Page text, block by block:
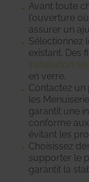
Avant toute
l'ouverture
assurer un
Sélectionnez
existant. Des
installation
en verre.
Contactez
les
garantit une
conforme
évitant les
Choisissez
supporter le
garantit la